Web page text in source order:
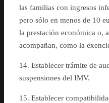
las familias con ingresos
pero sólo en menos de 10
la prestación económica o,
acompañan, como la
14. Establecer trámite de
suspensiones del IMV.
15. Establecer